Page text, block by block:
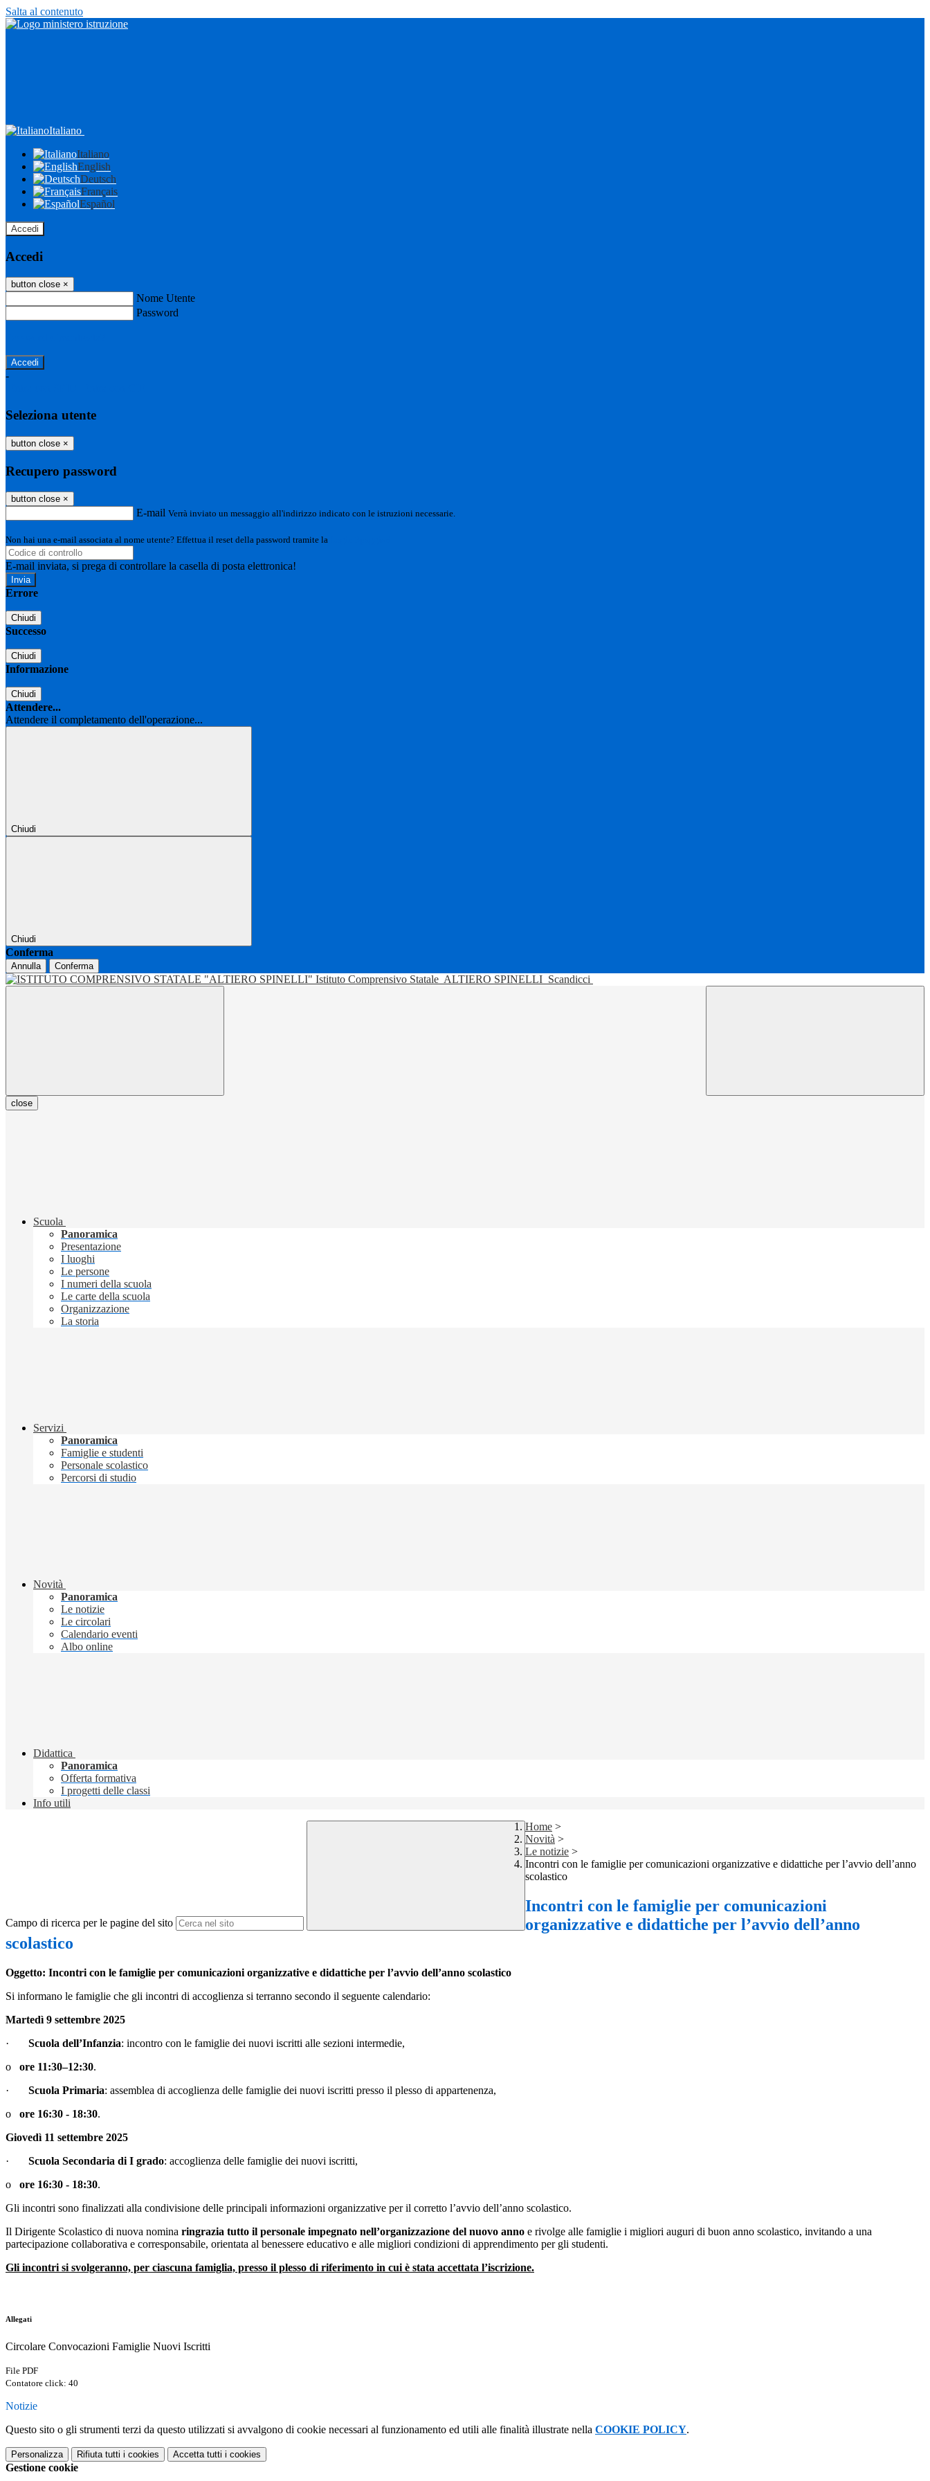
Salta al contenuto
Italiano
Italiano
English
Deutsch
Français
Español
Accedi
Accedi
button close ×
Nome Utente
Password
-
Seleziona utente
button close ×
Recupero password
button close ×
E-mail Verrà inviato un messaggio all'indirizzo indicato con le istruzioni necessarie.
Non hai una e-mail associata al nome utente? Effettua il reset della password tramite la
E-mail inviata, si prega di controllare la casella di posta elettronica!
Errore
Chiudi
Successo
Chiudi
Informazione
Chiudi
Attendere...
Attendere il completamento dell'operazione...
Chiudi
Chiudi
Conferma
Annulla Conferma
Istituto Comprensivo Statale ALTIERO SPINELLI Scandicci
close
Scuola
Panoramica
Presentazione
I luoghi
Le persone
I numeri della scuola
Le carte della scuola
Organizzazione
La storia
Servizi
Panoramica
Famiglie e studenti
Personale scolastico
Percorsi di studio
Novità
Panoramica
Le notizie
Le circolari
Calendario eventi
Albo online
Didattica
Panoramica
Offerta formativa
I progetti delle classi
Info utili
Campo di ricerca per le pagine del sito
Home >
Novità >
Le notizie >
Incontri con le famiglie per comunicazioni organizzative e didattiche per l’avvio dell’anno
scolastico
Incontri con le famiglie per comunicazioni
organizzative e didattiche per l’avvio dell’anno
scolastico
Oggetto: Incontri con le famiglie per comunicazioni organizzative e didattiche per l’avvio dell’anno scolastico
Si informano le famiglie che gli incontri di accoglienza si terranno secondo il seguente calendario:
Martedì 9 settembre 2025
· Scuola dell’Infanzia: incontro con le famiglie dei nuovi iscritti alle sezioni intermedie,
o ore 11:30–12:30.
· Scuola Primaria: assemblea di accoglienza delle famiglie dei nuovi iscritti presso il plesso di appartenenza,
o ore 16:30 - 18:30.
Giovedì 11 settembre 2025
· Scuola Secondaria di I grado: accoglienza delle famiglie dei nuovi iscritti,
o ore 16:30 - 18:30.
Gli incontri sono finalizzati alla condivisione delle principali informazioni organizzative per il corretto l’avvio dell’anno scolastico.
Il Dirigente Scolastico di nuova nomina ringrazia tutto il personale impegnato nell’organizzazione del nuovo anno e rivolge alle famiglie i migliori auguri di buon anno scolastico, invitando a una
partecipazione collaborativa e corresponsabile, orientata al benessere educativo e alle migliori condizioni di apprendimento per gli studenti.
Gli incontri si svolgeranno, per ciascuna famiglia, presso il plesso di riferimento in cui è stata accettata l’iscrizione.
Allegati
Circolare Convocazioni Famiglie Nuovi Iscritti
File PDF
Contatore click: 40
Notizie
Questo sito o gli strumenti terzi da questo utilizzati si avvalgono di cookie necessari al funzionamento ed utili alle finalità illustrate nella COOKIE POLICY.
Personalizza Rifiuta tutti i cookies Accetta tutti i cookies
Gestione cookie